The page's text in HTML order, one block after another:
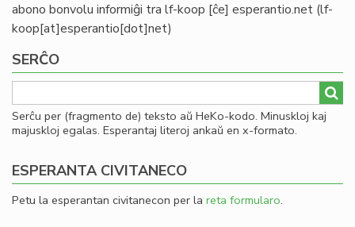
abono bonvolu informiĝi tra lf-koop [ĉe] esperantio.net (lf-
koop[at]esperantio[dot]net)
SERĈO
Serĉu per (fragmento de) teksto aŭ HeKo-kodo. Minuskloj kaj
majuskloj egalas. Esperantaj literoj ankaŭ en x-formato.
ESPERANTA CIVITANECO
Petu la esperantan civitanecon per la reta formularo.